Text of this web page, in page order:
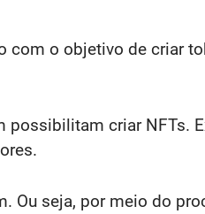
com o objetivo de criar
criar NFTs.
Ou seja, por meio do